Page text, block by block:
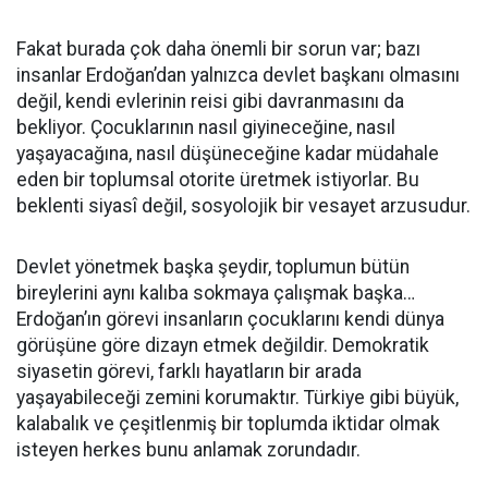
Fakat burada çok daha önemli bir sorun var; bazı
insanlar Erdoğan’dan yalnızca devlet başkanı olmasını
değil, kendi evlerinin reisi gibi davranmasını da
bekliyor. Çocuklarının nasıl giyineceğine, nasıl
yaşayacağına, nasıl düşüneceğine kadar müdahale
eden bir toplumsal otorite üretmek istiyorlar. Bu
beklenti siyasî değil, sosyolojik bir vesayet arzusudur.
Devlet yönetmek başka şeydir, toplumun bütün
bireylerini aynı kalıba sokmaya çalışmak başka…
Erdoğan’ın görevi insanların çocuklarını kendi dünya
görüşüne göre dizayn etmek değildir. Demokratik
siyasetin görevi, farklı hayatların bir arada
yaşayabileceği zemini korumaktır. Türkiye gibi büyük,
kalabalık ve çeşitlenmiş bir toplumda iktidar olmak
isteyen herkes bunu anlamak zorundadır.